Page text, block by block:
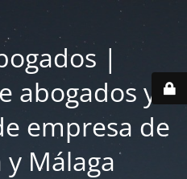
|
abogados y
empresa de
Málaga